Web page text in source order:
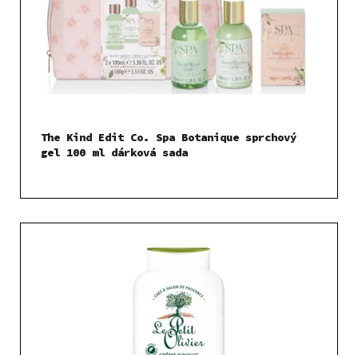
The Kind Edit Co. Spa Botanique sprchový
gel 100 ml dárková sada